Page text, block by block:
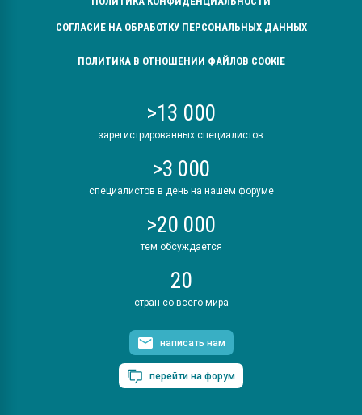
СОГЛАСИЕ НА ОБРАБОТКУ ПЕРСОНАЛЬНЫХ ДАННЫХ
ПОЛИТИКА В ОТНОШЕНИИ ФАЙЛОВ COOKIE
>13 000
зарегистрированных специалистов
>3 000
специалистов в день на нашем форуме
>20 000
тем обсуждается
20
стран со всего мира
написать нам
перейти на форум